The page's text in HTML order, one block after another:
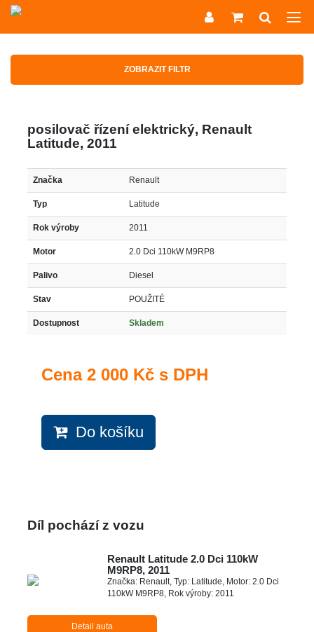
ZOBRAZIT FILTR
posilovač řízení elektrický, Renault
Latitude, 2011
Značka Renault
Typ Latitude
Rok výroby 2011
Motor 2.0 Dci 110kW M9RP8
Palivo Diesel
Stav POUŽITÉ
Dostupnost Skladem
Cena 2 000 Kč s DPH
Do košíku
Díl pochází z vozu
Renault Latitude 2.0 Dci 110kW
M9RP8, 2011
Značka: Renault, Typ: Latitude, Motor: 2.0 Dci
110kW M9RP8, Rok výroby: 2011
Detail auta